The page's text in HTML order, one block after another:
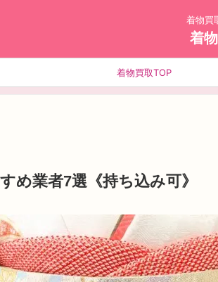
着物買
着
着物買取TOP
め業者7選《持ち込み可》